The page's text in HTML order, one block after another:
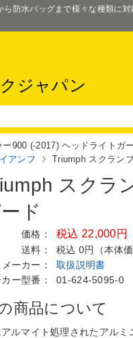
防水バッグまで様々な種類
ジャパン
900 (-2017) ヘッドライトガ
アンフ Triumph スクラン
スクラ
ド
価格： 税込 22,000円
送料：
税込 0円（本体価
メーカー：
取扱説明書
カー型番：
01-624-5095-0
商品について
ルマイト処理されたアル